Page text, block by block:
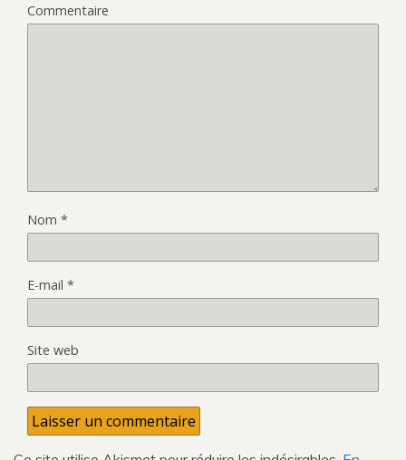
Commentaire
Nom *
E-mail *
Site web